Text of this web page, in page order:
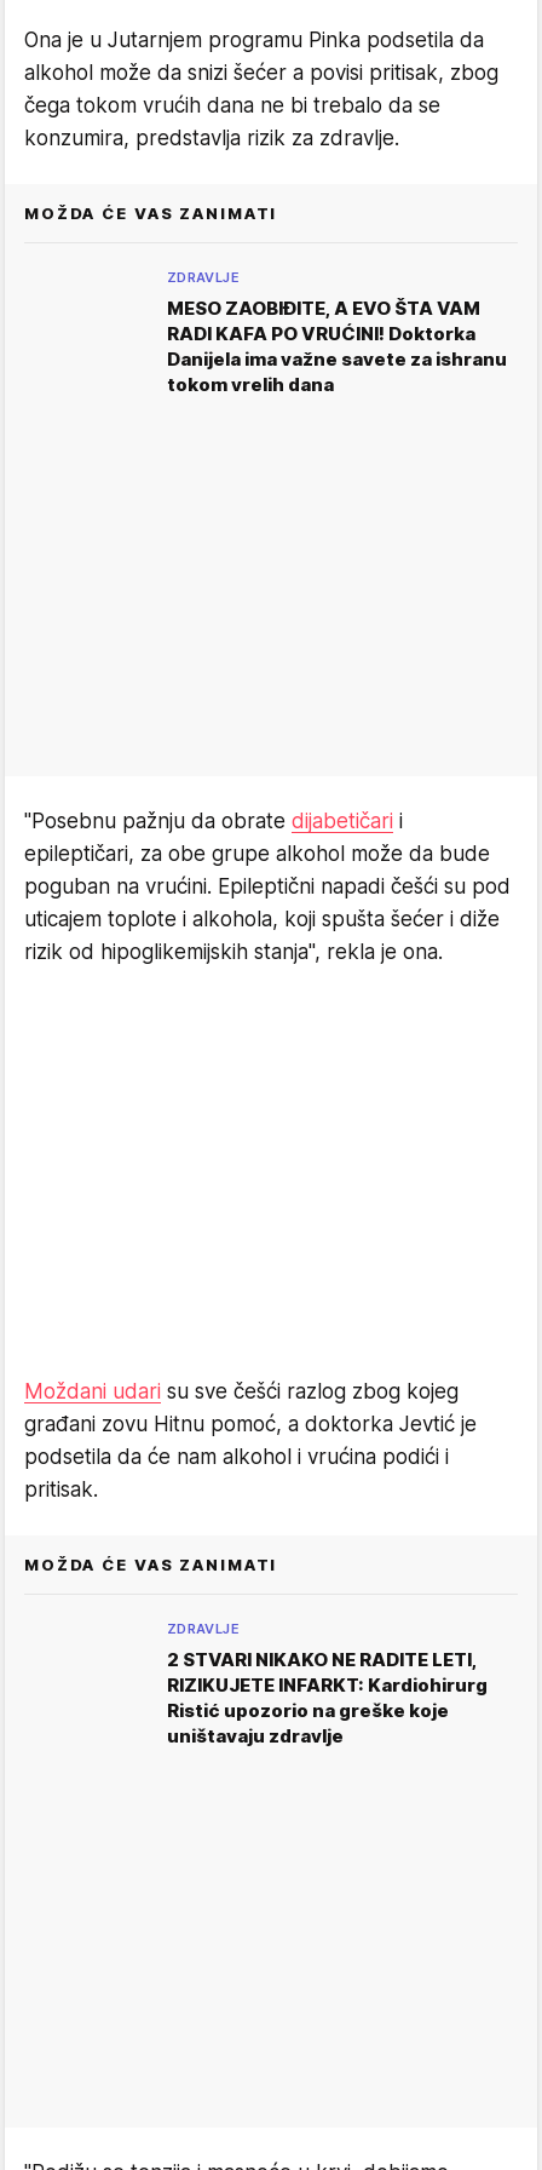
Ona je u Jutarnjem programu Pinka podsetila da
alkohol može da snizi šećer a povisi pritisak, zbog
čega tokom vrućih dana ne bi trebalo da se
konzumira, predstavlja rizik za zdravlje.
MOŽDA ĆE VAS ZANIMATI
ZDRAVLJE
MESO ZAOBIĐITE, A EVO ŠTA VAM
RADI KAFA PO VRUĆINI! Doktorka
Danijela ima važne savete za ishranu
tokom vrelih dana
"Posebnu pažnju da obrate dijabetičari i
epileptičari, za obe grupe alkohol može da bude
poguban na vrućini. Epileptični napadi češći su pod
uticajem toplote i alkohola, koji spušta šećer i diže
rizik od hipoglikemijskih stanja", rekla je ona.
Moždani udari su sve češći razlog zbog kojeg
građani zovu Hitnu pomoć, a doktorka Jevtić je
podsetila da će nam alkohol i vrućina podići i
pritisak.
MOŽDA ĆE VAS ZANIMATI
ZDRAVLJE
2 STVARI NIKAKO NE RADITE LETI,
RIZIKUJETE INFARKT: Kardiohirurg
Ristić upozorio na greške koje
uništavaju zdravlje